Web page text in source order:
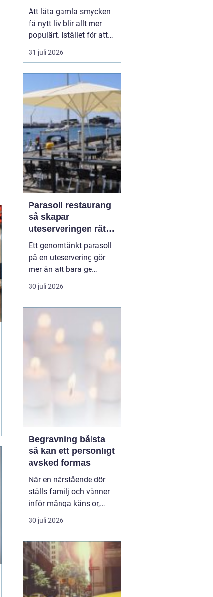
till nya favoriter
Att låta gamla smycken
få nytt liv blir allt mer
populärt. Istället för att
låta arvegods ligga i en
låda kan de formas om
passar stilen i dag och
bär med sig historien.
N&au...
31 juli 2026
Parasoll restaurang
så skapar
uteserveringen rätt
känsla året runt
Ett genomtänkt parasoll
på en uteservering gör
mer än att bara ge
skugga. Det påverkar hur
länge gästerna stannar,
och om de väljer att
komma tillbaka. När
kraven på komfort,
30 juli 2026
Begravning bålsta
så kan ett personligt
avsked formas
När en närstående dör
ställs familj och vänner
inför många känslor,
men också praktiska
beslut.
ceremoni i någon av
Håbo församlings kyrkor
eller ka...
30 juli 2026